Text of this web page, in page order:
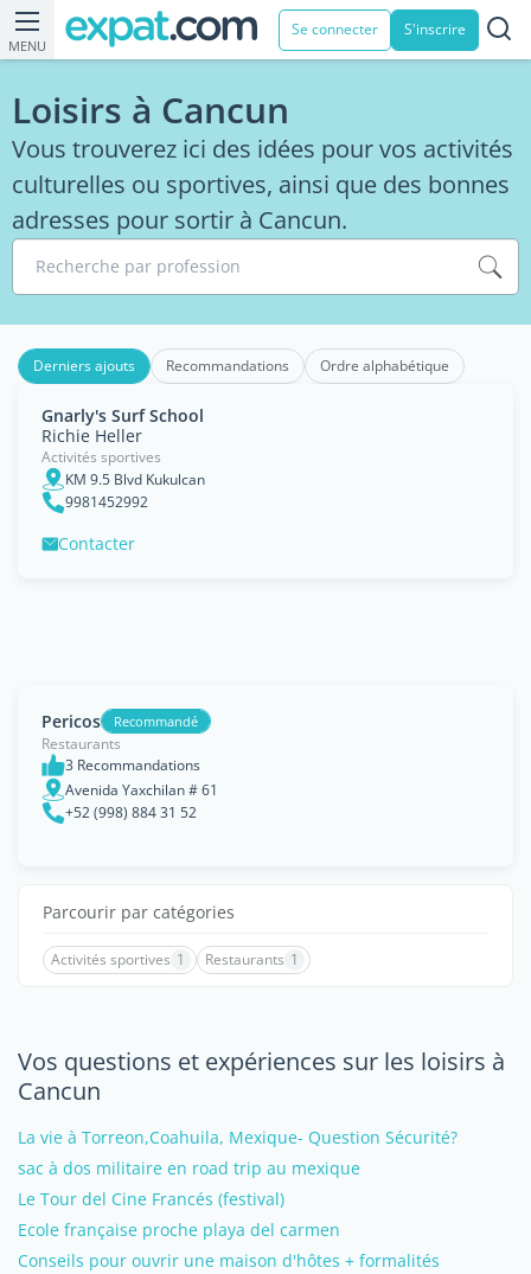
MENU
Se connecter S'inscrire
Loisirs à Cancun
Vous trouverez ici des idées pour vos activités
culturelles ou sportives, ainsi que des bonnes
adresses pour sortir à Cancun.
Recherche par profession
Derniers ajouts Recommandations Ordre alphabétique
Gnarly's Surf School
Richie Heller
Activités sportives
KM 9.5 Blvd Kukulcan
9981452992
Contacter
Pericos Recommandé
Restaurants
3 Recommandations
Avenida Yaxchilan # 61
+52 (998) 884 31 52
Parcourir par catégories
Activités sportives 1 Restaurants 1
Vos questions et expériences sur les loisirs à
Cancun
La vie à Torreon,Coahuila, Mexique- Question Sécurité?
sac à dos militaire en road trip au mexique
Le Tour del Cine Francés (festival)
Ecole française proche playa del carmen
Conseils pour ouvrir une maison d'hôtes + formalités